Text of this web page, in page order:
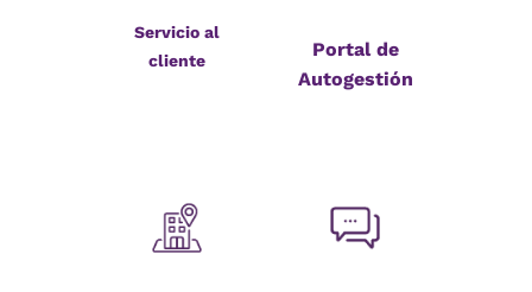
Servicio al
cliente
Portal de
Autogestión